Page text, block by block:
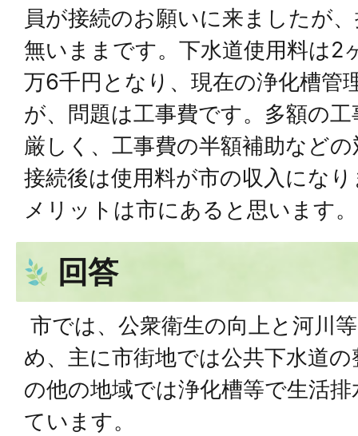
員が接続のお願いに来ましたが
無いままです。下水道使用料は2
万6千円となり、現在の浄化槽管
が、問題は工事費です。多額の
厳しく、工事費の半額補助など
接続後は使用料が市の収入にな
メリットは市にあると思います。
回答
市では、公衆衛生の向上と河川
め、主に市街地では公共下水道
の他の地域では浄化槽等で生活
ています。